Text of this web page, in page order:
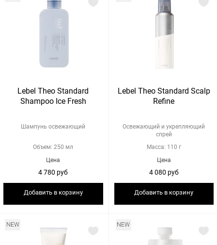
Lebel Theo Standard
Shampoo Ice Fresh
Шампунь освежающий
Объем: 250 мл
Цена
4 780 руб
Добавить в корзину
Lebel Theo Standard Scalp
Refine
Освежающий и укрепляющий
спрей
Масса: 110 г
Цена
4 080 руб
Добавить в корзину
NEW NEW